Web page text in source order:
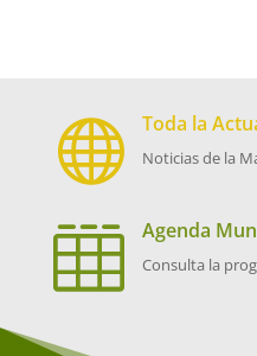
 Toda la
Noticias de la
 Agenda
Consulta la